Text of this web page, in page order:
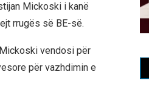
Mickoski i kanë
rrugës së BE-së.
vendosi për
për vazhdimin e